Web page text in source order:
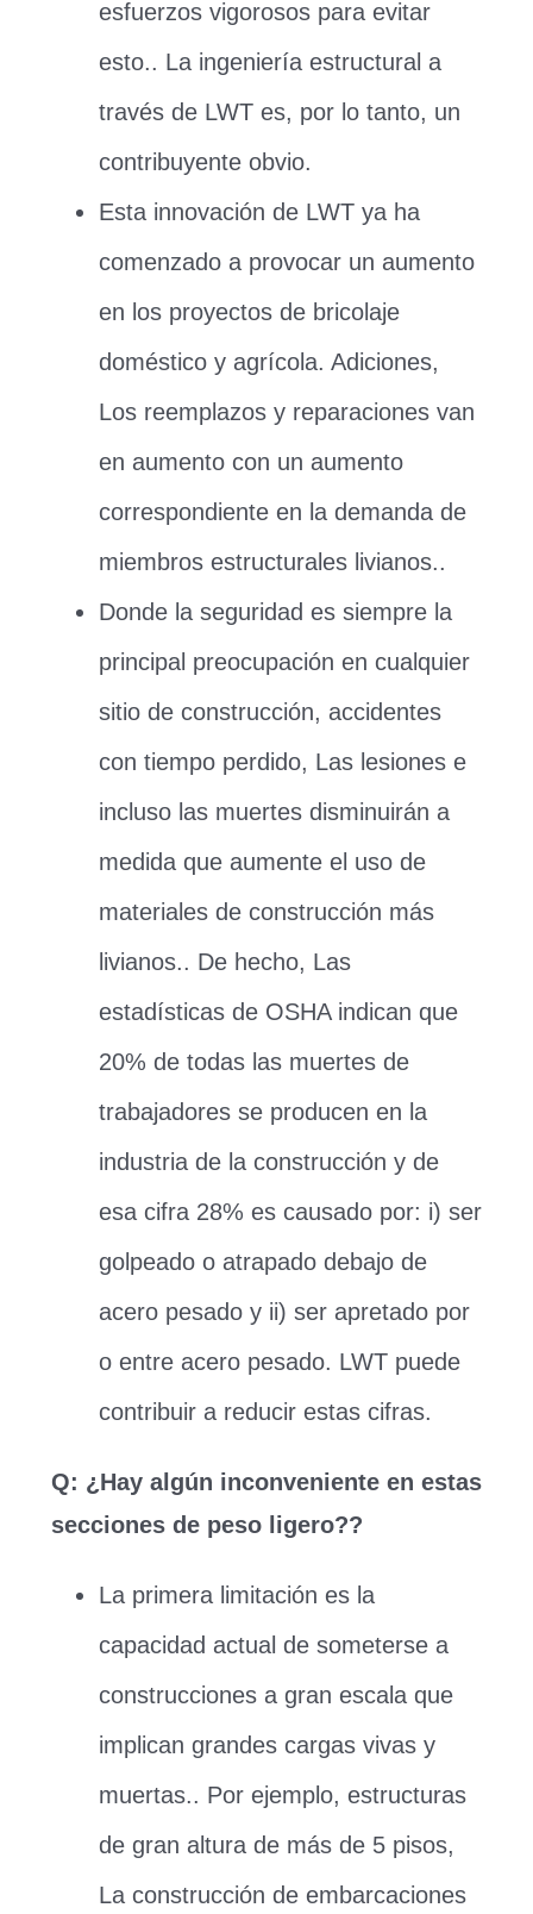
esfuerzos vigorosos para evitar
esto.. La ingeniería estructural a
través de LWT es, por lo tanto, un
contribuyente obvio.
Esta innovación de LWT ya ha
comenzado a provocar un aumento
en los proyectos de bricolaje
doméstico y agrícola. Adiciones,
Los reemplazos y reparaciones van
en aumento con un aumento
correspondiente en la demanda de
miembros estructurales livianos..
Donde la seguridad es siempre la
principal preocupación en cualquier
sitio de construcción, accidentes
con tiempo perdido, Las lesiones e
incluso las muertes disminuirán a
medida que aumente el uso de
materiales de construcción más
livianos.. De hecho, Las
estadísticas de OSHA indican que
20% de todas las muertes de
trabajadores se producen en la
industria de la construcción y de
esa cifra 28% es causado por: i) ser
golpeado o atrapado debajo de
acero pesado y ii) ser apretado por
o entre acero pesado. LWT puede
contribuir a reducir estas cifras.
Q: ¿Hay algún inconveniente en estas
secciones de peso ligero??
La primera limitación es la
capacidad actual de someterse a
construcciones a gran escala que
implican grandes cargas vivas y
muertas.. Por ejemplo, estructuras
de gran altura de más de 5 pisos,
La construcción de embarcaciones